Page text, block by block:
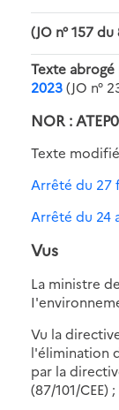
(JO n° 157
Texte abrogé
2023(JO n°
NOR :
Texte
Arrêté du 27
Arrêté du 24
Vus
La ministre
Vu la
l'élimination
par la
(87/101/CEE) ;